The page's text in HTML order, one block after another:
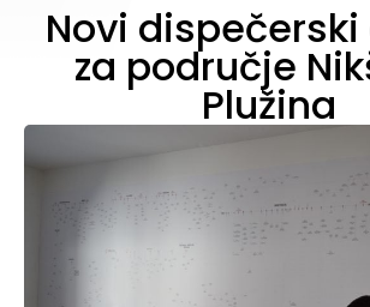
Novi
za područje
Plužina